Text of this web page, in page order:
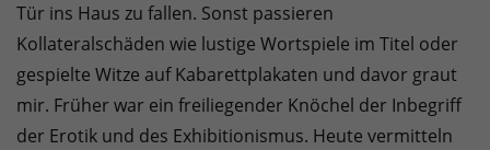
Tür ins Haus zu fallen. Sonst passieren
Kollateralschäden wie lustige Wortspiele im Titel oder
gespielte Witze auf Kabarettplakaten und davor graut
mir. Früher war ein freiliegender Knöchel der Inbegriff
der Erotik und des Exhibitionismus. Heute vermitteln